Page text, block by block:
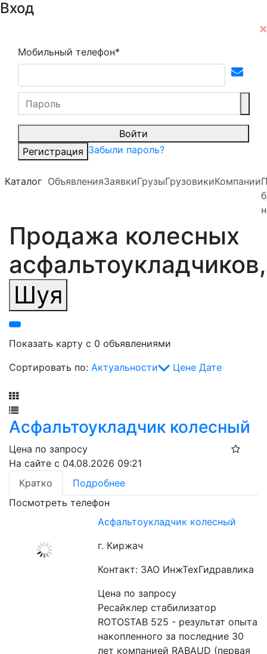
Вход
Мобильный телефон*
Войти
Регистрация Забыли пароль?
Каталог ОбъявленияЗаявкиГрузыГрузовикиКомпании
Продажа колесных
асфальтоукладчиков,
Шуя
Показать карту с 0 объявлениями
Сортировать по: Актуальности Цене Дате
Асфальтоукладчик колесный
Цена по запросу
На сайте с 04.08.2026 09:21
Кратко
Подробнее
Посмотреть телефон
Асфальтоукладчик колесный
г. Киржач
Контакт: ЗАО ИнжТехГидравлика
Цена по запросу
Ресайклер стабилизатор
ROTOSTAB 525 - результат опыта
накопленного за последние 30
лет компанией RABAUD (первая